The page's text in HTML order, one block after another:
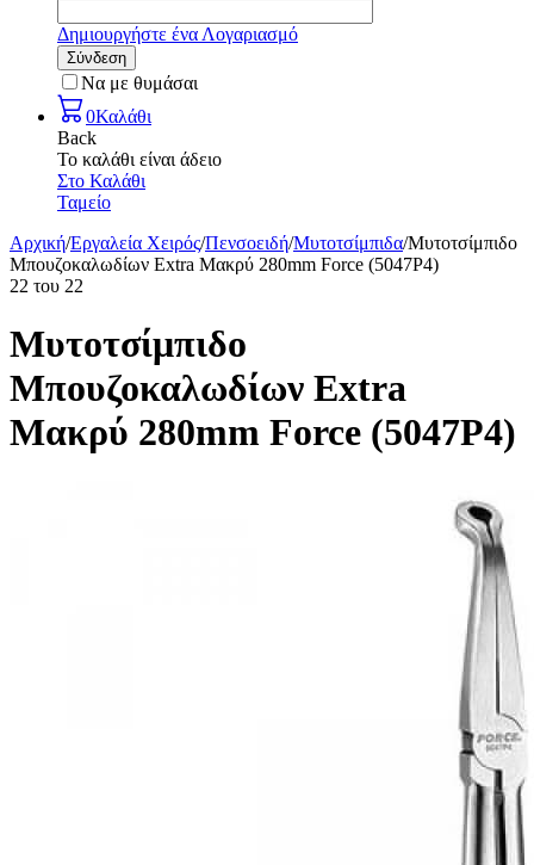
Δημιουργήστε ένα Λογαριασμό
Σύνδεση
Να με θυμάσαι
0Καλάθι
Back
Το καλάθι είναι άδειο
Στο Καλάθι
Ταμείο
Αρχική/Εργαλεία Χειρός/Πενσοειδή/Μυτοτσίμπιδα/Μυτοτσίμπιδο
Μπουζοκαλωδίων Extra Μακρύ 280mm Force (5047P4)
22 του 22
Μυτοτσίμπιδο
Μπουζοκαλωδίων Extra
Μακρύ 280mm Force (5047P4)